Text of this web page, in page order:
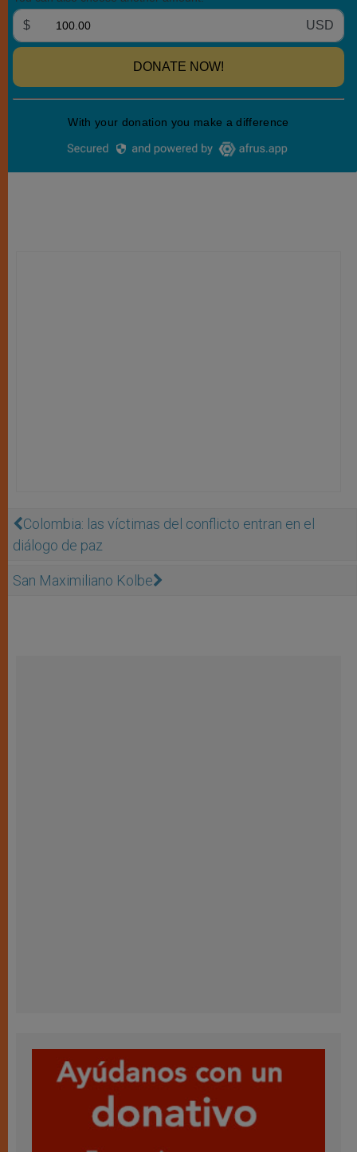
Colombia: las víctimas del conflicto entran en el
diálogo de paz
San Maximiliano Kolbe